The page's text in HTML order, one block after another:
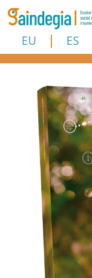
Skip to main content
EU ES